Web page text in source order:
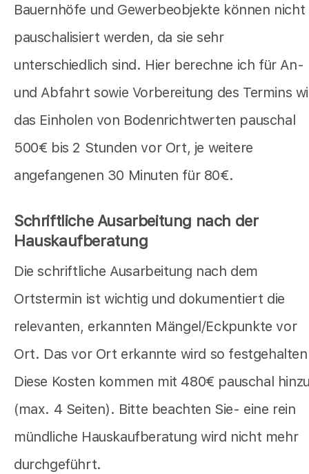
Bauernhöfe und Gewerbeobjekte können nicht
pauschalisiert werden, da sie sehr
unterschiedlich sind. Hier berechne ich für An-
und Abfahrt sowie Vorbereitung des Termins
das Einholen von Bodenrichtwerten pauschal
500€ bis 2 Stunden vor Ort, je weitere
angefangenen 30 Minuten für 80€.
Schriftliche Ausarbeitung nach der
Hauskaufberatung
Die schriftliche Ausarbeitung nach dem
Ortstermin ist wichtig und dokumentiert die
relevanten, erkannten Mängel/Eckpunkte vor
Ort. Das vor Ort erkannte wird so
Diese Kosten kommen mit 480€ pauschal
(max. 4 Seiten). Bitte beachten Sie- eine rein
mündliche Hauskaufberatung wird nicht mehr
durchgeführt.